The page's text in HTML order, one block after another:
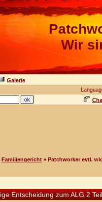
Wir
Galerie
Familiengericht » Patchworker evtl.
Entscheidung zum ALG 2